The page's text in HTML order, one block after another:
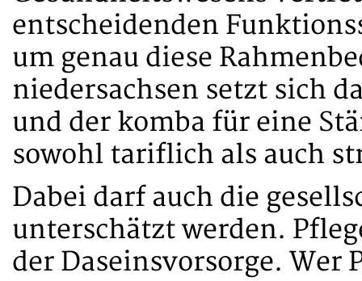
entscheidenden
um genau diese
niedersachsen setzt sich
und der komba für eine
sowohl tariflich als auch
Dabei darf auch die
unterschätzt werden.
der Daseinsvorsorge. Wer